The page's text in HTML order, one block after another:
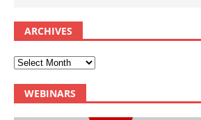
ARCHIVES
WEBINARS